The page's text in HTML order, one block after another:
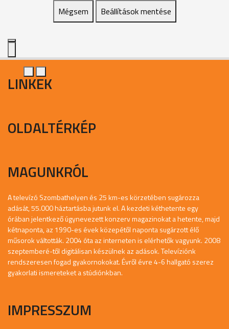
Mégsem Beállítások mentése
LINKEK
OLDALTÉRKÉP
MAGUNKRÓL
A televízó Szombathelyen és 25 km-es körzetében sugározza
adását, 55.000 háztartásba jutunk el. A kezdeti kéthetente egy
órában jelentkező úgynevezett konzerv magazinokat a hetente, majd
kétnaponta, az 1990-es évek közepétől naponta sugárzott élő
műsorok váltották. 2004 óta az interneten is elérhetők vagyunk. 2008
szeptemberé-től digitálisan készülnek az adások. Televíziónk
rendszeresen fogad gyakornokokat. Évről évre 4-6 hallgató szerez
gyakorlati ismereteket a stúdiónkban.
IMPRESSZUM